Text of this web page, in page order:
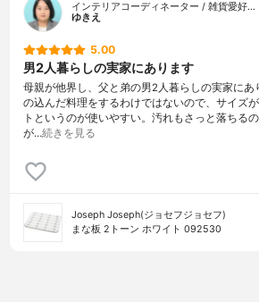
インテリアコーディネーター / 雑貨愛好…
ゆきえ
5.00
男2人暮らしの実家にあります
母親が他界し、父と弟の男2人暮らしの実家にあ
の込んだ料理をするわけではないので、サイズ
トというのが使いやすい。汚れもさっと落ちる
が…続きを見る
Joseph Joseph(ジョセフジョセフ)
まな板 2トーン ホワイト 092530